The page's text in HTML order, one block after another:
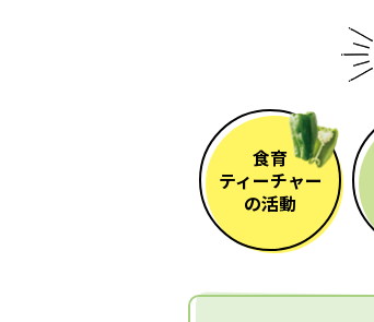
食育
ティーチャー
の活動